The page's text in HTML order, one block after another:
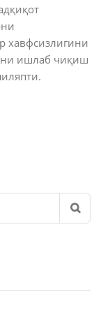
хавфсизлигини
ишлаб чиқиш